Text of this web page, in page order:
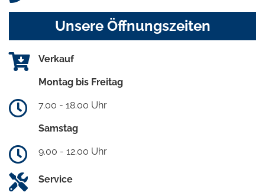
Unsere Öffnungszeiten
Verkauf
Montag bis Freitag
7.00 - 18.00 Uhr
Samstag
9.00 - 12.00 Uhr
Service